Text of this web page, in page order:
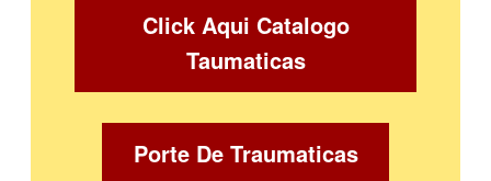
SATELITALESClick Aqui Catalogo
Taumaticas
Porte De Traumaticas